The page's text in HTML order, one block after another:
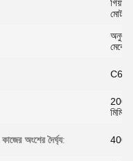
গিয়ার,
মোটর
মেঝে
2000
মিমি
কাজের অংশের দৈর্ঘ্য: 400